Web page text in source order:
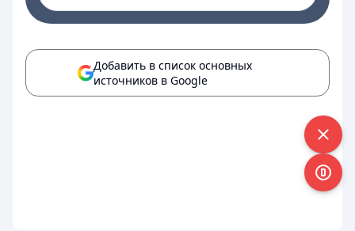
Добавить в список основных
источников в Google